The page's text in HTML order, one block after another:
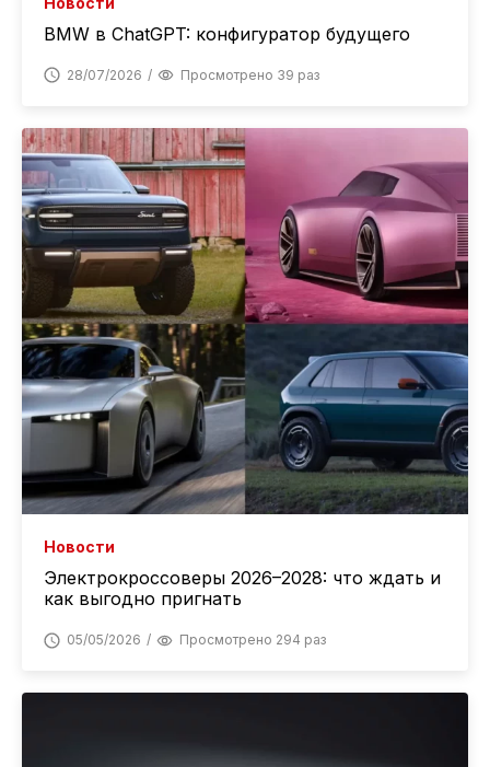
BMW в ChatGPT: конфигуратор будущего
28/07/2026 Просмотрено 39 раз
Новости
Электрокроссоверы 2026–2028: что ждать и
как выгодно пригнать
05/05/2026 Просмотрено 294 раз